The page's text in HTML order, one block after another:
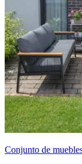
Conjunto de